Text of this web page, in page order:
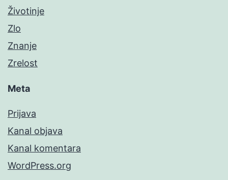
Životinje
Zlo
Znanje
Zrelost
Meta
Prijava
Kanal objava
Kanal komentara
WordPress.org